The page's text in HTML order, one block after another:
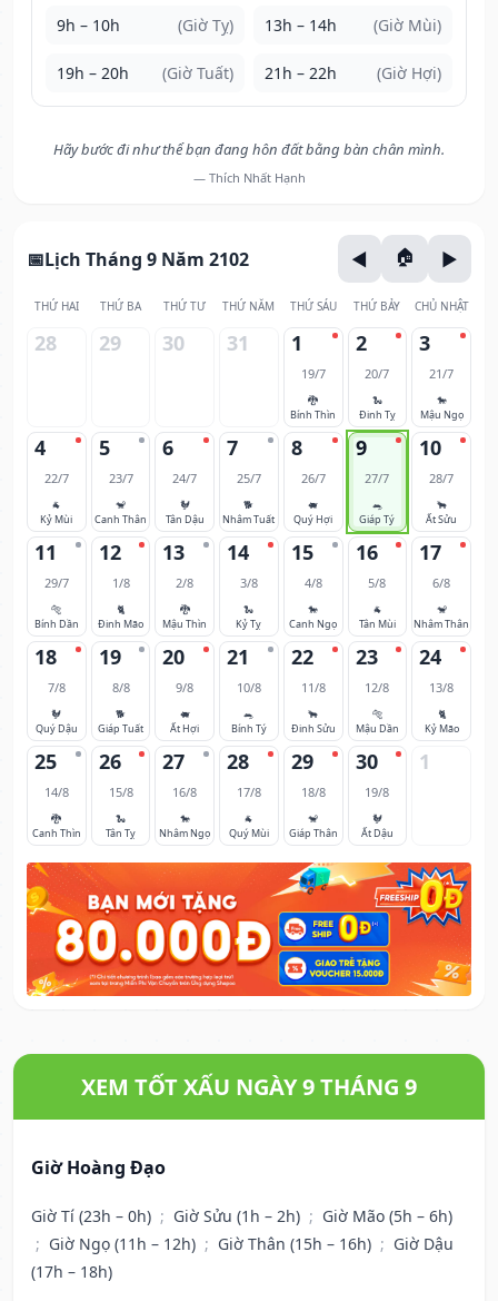
9h – 10h (Giờ Tỵ) 13h – 14h (Giờ Mùi)
19h – 20h (Giờ Tuất) 21h – 22h (Giờ Hợi)
Hãy bước đi như thể bạn đang hôn đất bằng bàn chân mình.
— Thích Nhất Hạnh
Lịch Tháng 9 Năm 2102
THỨ HAI THỨ BA THỨ TƯ THỨ NĂM THỨ SÁU THỨ BẢY CHỦ NHẬT
28 29 30 31 1
19/7
🐉
Bính Thìn
2
20/7
🐍
Đinh Tỵ
3
21/7
🐎
Mậu Ngọ
4
22/7
🐐
Kỷ Mùi
5
23/7
🐒
Canh Thân
6
24/7
🐓
Tân Dậu
7
25/7
🐕
Nhâm Tuất
8
26/7
🐖
Quý Hợi
9
27/7
🐀
Giáp Tý
10
28/7
🐂
Ất Sửu
11
29/7
🐅
Bính Dần
12
1/8
🐈
Đinh Mão
13
2/8
🐉
Mậu Thìn
14
3/8
🐍
Kỷ Tỵ
15
4/8
🐎
Canh Ngọ
16
5/8
🐐
Tân Mùi
17
6/8
🐒
Nhâm Thân
18
7/8
🐓
Quý Dậu
19
8/8
🐕
Giáp Tuất
20
9/8
🐖
Ất Hợi
21
10/8
🐀
Bính Tý
22
11/8
🐂
Đinh Sửu
23
12/8
🐅
Mậu Dần
24
13/8
🐈
Kỷ Mão
25
14/8
🐉
Canh Thìn
26
15/8
🐍
Tân Tỵ
27
16/8
🐎
Nhâm Ngọ
28
17/8
🐐
Quý Mùi
29
18/8
🐒
Giáp Thân
30
19/8
🐓
Ất Dậu
1
XEM TỐT XẤU NGÀY 9 THÁNG 9
Giờ Hoàng Đạo
Giờ Tí (23h – 0h) ; Giờ Sửu (1h – 2h) ; Giờ Mão (5h – 6h)
; Giờ Ngọ (11h – 12h) ; Giờ Thân (15h – 16h) ; Giờ Dậu
(17h – 18h)